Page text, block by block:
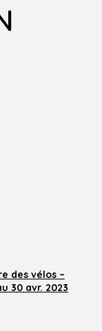
des vélos –
30 avr. 2023